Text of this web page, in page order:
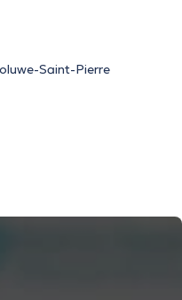
Saint-Pierre